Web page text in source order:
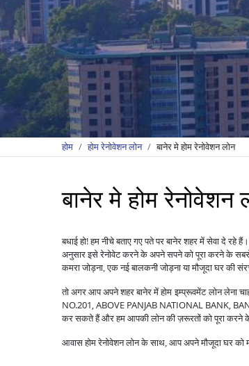
होम होम रेनोवेशन लोन बानेर मे होम रेनोवेशन लोन
बानेर मे होम रेनोवेशन
बधाई हो! हम नीचे बताए गए पते पर बानेर शहर में सेवा दे
अनुसार इसे रेनोवेट करने के अपने सपने को पूरा करने के
कमरा जोड़ना, एक नई बालकनी जोड़ना या मौजूदा घर की
तो अगर आप अपने शहर बानेर मेंहोम इम्प्रूवमेंट लोनलेना
NO.201, ABOVE PANJAB NATIONAL BANK,
कर सकते हैं और हम आपकी लोन की ज़रूरतों को पूरा करने
आवास होम रेनोवेशन लोन के साथ, आप अपने मौजूदा घर